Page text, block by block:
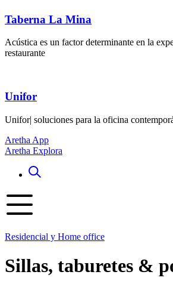
Taberna La Mina
Acústica es un factor determinante en la
restaurante
Unifor
Unifor| soluciones para la oficina
Aretha App
Aretha Explora
Residencial y Home office
Sillas, taburetes &